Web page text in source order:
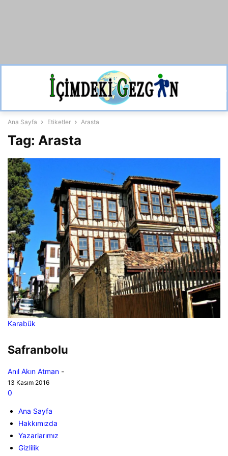
Ana Sayfa Etiketler Arasta
Tag: Arasta
Karabük
Safranbolu
Anıl Akın Atman -
13 Kasım 2016
0
Ana Sayfa
Hakkımızda
Yazarlarımız
Gizlilik